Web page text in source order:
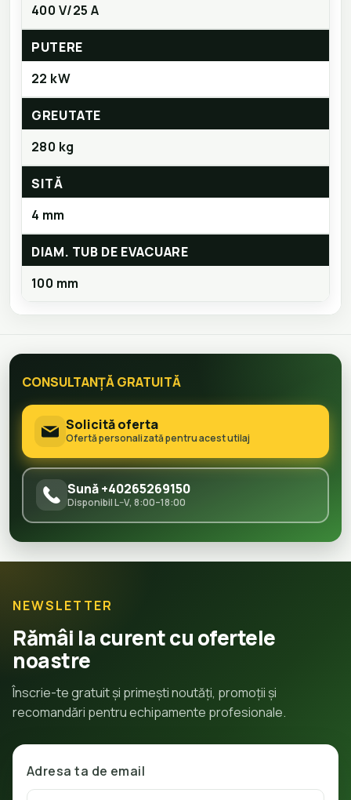
400 V/25 A
PUTERE
22 kW
GREUTATE
280 kg
SITĂ
4 mm
DIAM. TUB DE EVACUARE
100 mm
CONSULTANȚĂ GRATUITĂ
Solicită oferta
Ofertă personalizată pentru acest utilaj
Sună +40265269150
Disponibil L–V, 8:00–18:00
NEWSLETTER
Rămâi la curent cu ofertele
noastre
Înscrie-te gratuit și primești noutăți, promoții și
recomandări pentru echipamente profesionale.
Adresa ta de email